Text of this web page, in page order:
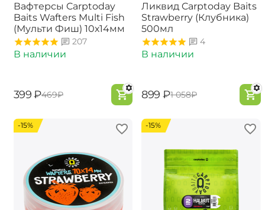
Вафтерсы Carptoday
Baits Wafters Multi Fish
(Мульти Фиш) 10х14мм
207
В наличии
‍399‍ ₽‍469‍₽
Ликвид Carptoday Baits
Strawberry (Клубника)
500мл
4
В наличии
‍899‍ ₽‍1 058‍₽
-15% -15%